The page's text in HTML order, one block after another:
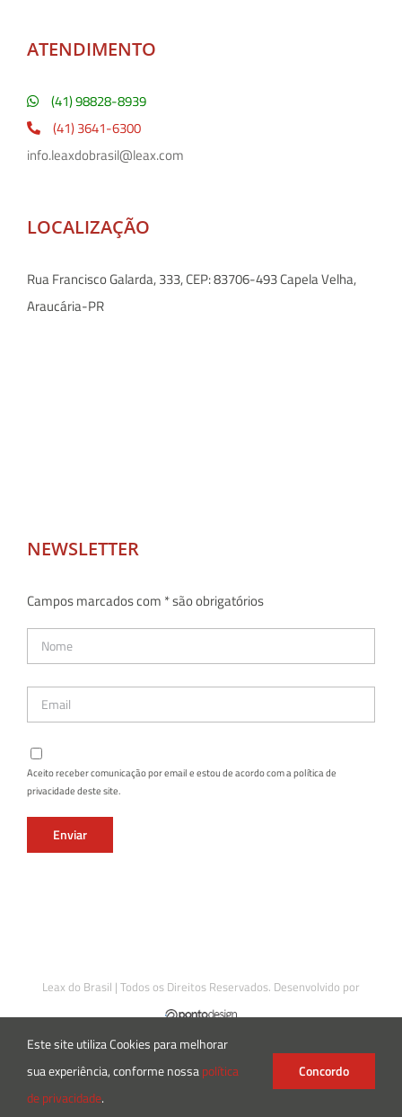
ATENDIMENTO
(41) 98828-8939
(41) 3641-6300
info.leaxdobrasil@leax.com
LOCALIZAÇÃO
Rua Francisco Galarda, 333, CEP: 83706-493 Capela Velha,
Araucária-PR
NEWSLETTER
Campos marcados com * são obrigatórios
Aceito receber comunicação por email e estou de acordo com a política de
privacidade deste site.
Leax do Brasil | Todos os Direitos Reservados. Desenvolvido por
InstagramFacebookLinkedIn
Este site utiliza Cookies para melhorar
sua experiência, conforme nossapolítica
de privacidade.
Concordo